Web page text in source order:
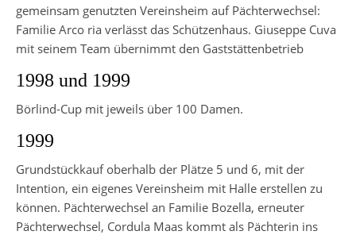
gemeinsam genutzten Vereinsheim auf Pächterwechsel:
Familie Arco ria verlässt das Schützenhaus. Giuseppe Cuva
mit seinem Team übernimmt den Gaststättenbetrieb
1998 und 1999
Börlind-Cup mit jeweils über 100 Damen.
1999
Grundstückkauf oberhalb der Plätze 5 und 6, mit der
Intention, ein eigenes Vereinsheim mit Halle erstellen zu
können. Pächterwechsel an Familie Bozella, erneuter
Pächterwechsel, Cordula Maas kommt als Pächterin ins